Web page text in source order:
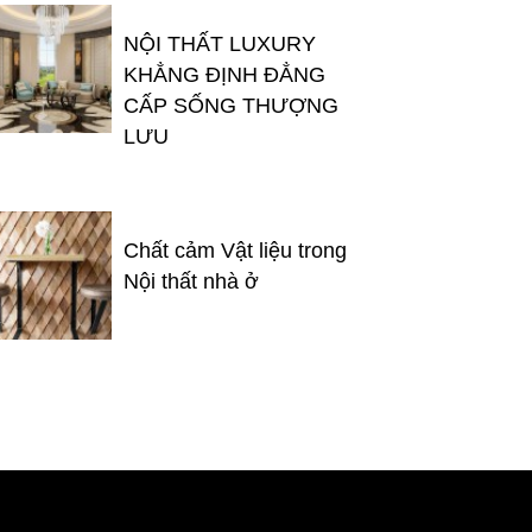
NỘI THẤT LUXURY
KHẲNG ĐỊNH ĐẲNG
CẤP SỐNG THƯỢNG
LƯU
Chất cảm Vật liệu trong
Nội thất nhà ở